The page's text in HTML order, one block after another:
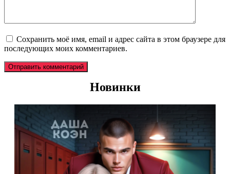
Сохранить моё имя, email и адрес сайта в этом браузере для
последующих моих комментариев.
Новинки